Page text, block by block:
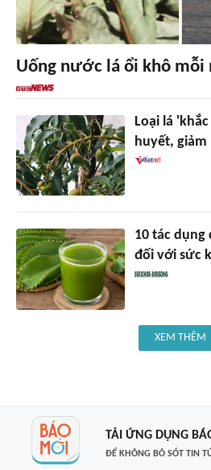
Uống nước lá ổi khô mỗi
Loại lá
huyết,
10 tác dụng
đối với sức
XEM THÊM
TẢI ỨNG DỤNG
ĐỂ KHÔNG BỎ SÓT TIN